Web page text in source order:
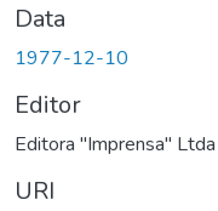
Data
1977-12-10
Editor
Editora "Imprensa" Ltda
URI